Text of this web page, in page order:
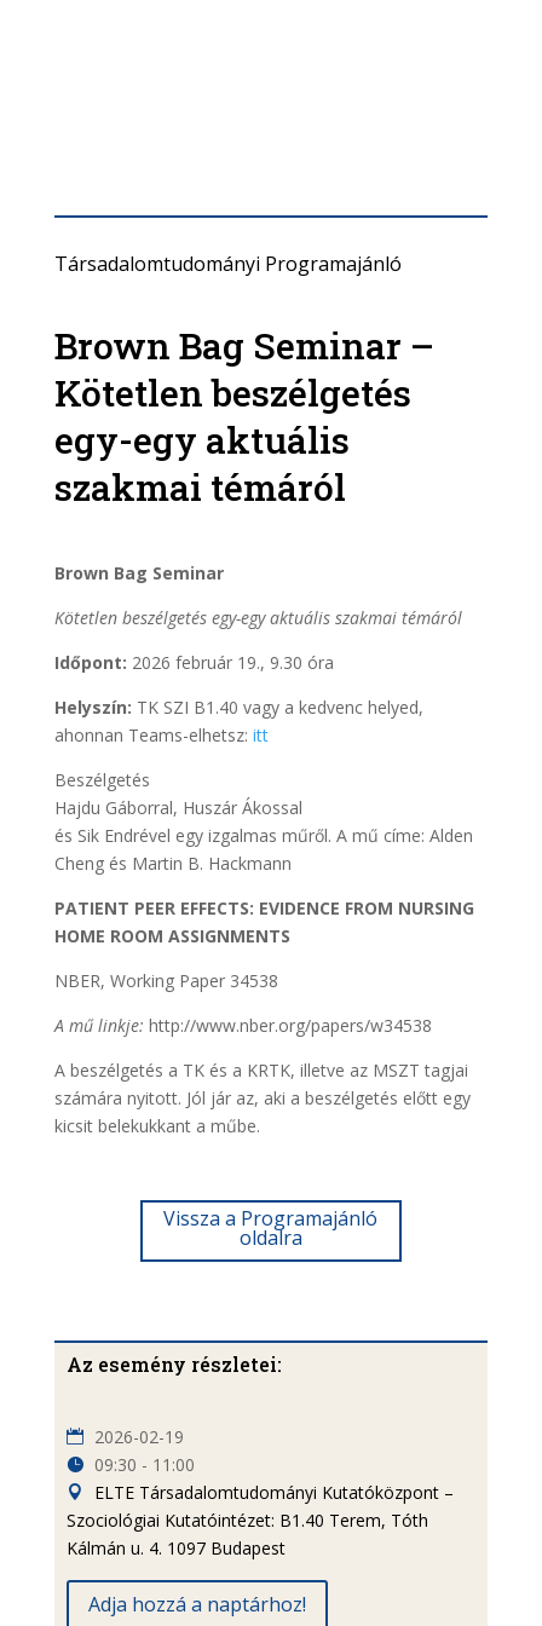
Társadalomtudományi Programajánló
Brown Bag Seminar –
Kötetlen beszélgetés
egy-egy aktuális
szakmai témáról
Brown Bag Seminar
Kötetlen beszélgetés egy-egy aktuális szakmai témáról
Időpont: 2026 február 19., 9.30 óra
Helyszín: TK SZI B1.40 vagy a kedvenc helyed,
ahonnan Teams-elhetsz: itt
Beszélgetés
Hajdu Gáborral, Huszár Ákossal
és Sik Endrével egy izgalmas műről. A mű címe: Alden
Cheng és Martin B. Hackmann
PATIENT PEER EFFECTS: EVIDENCE FROM NURSING
HOME ROOM ASSIGNMENTS
NBER, Working Paper 34538
A mű linkje: http://www.nber.org/papers/w34538
A beszélgetés a TK és a KRTK, illetve az MSZT tagjai
számára nyitott. Jól jár az, aki a beszélgetés előtt egy
kicsit belekukkant a műbe.
Vissza a Programajánló
oldalra
Az esemény részletei:
2026-02-19
09:30 - 11:00
ELTE Társadalomtudományi Kutatóközpont –
Szociológiai Kutatóintézet: B1.40 Terem, Tóth
Kálmán u. 4. 1097 Budapest
Adja hozzá a naptárhoz!